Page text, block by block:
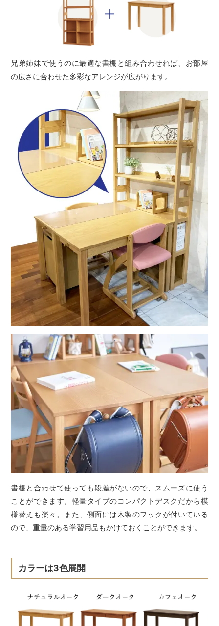
兄弟姉妹で使うのに最適な書棚と組み合わせれば、お部屋
の広さに合わせた多彩なアレンジが広がります。
書棚と合わせて使っても段差がないので、スムーズに使う
ことができます。軽量タイプのコンパクトデスクだから模
様替えも楽々。また、側面には木製のフックが付いている
ので、重量のある学習用品もかけておくことができます。
カラーは3色展開